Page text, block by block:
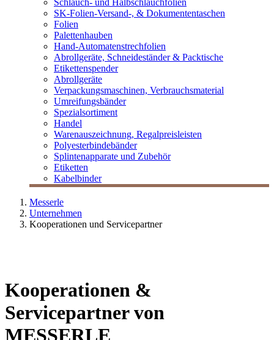
Schlauch- und Halbschlauchfolien
SK-Folien-Versand-, & Dokumententaschen
Folien
Palettenhauben
Hand-Automatenstrechfolien
Abrollgeräte, Schneideständer & Packtische
Etikettenspender
Abrollgeräte
Verpackungsmaschinen, Verbrauchsmaterial
Umreifungsbänder
Spezialsortiment
Handel
Warenauszeichnung, Regalpreisleisten
Polyesterbindebänder
Splintenapparate und Zubehör
Etiketten
Kabelbinder
Messerle
Unternehmen
Kooperationen und Servicepartner
Kooperationen &
Servicepartner von
MESSERLE